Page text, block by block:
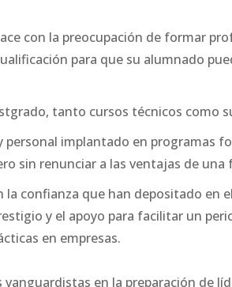
con la preocupación de formar
para que su alumnado
tanto cursos técnicos como
implantado en programas
sin renunciar a las ventajas de una
confianza que han depositado en
y el apoyo para facilitar un
en empresas.
vanguardistas en la preparación de